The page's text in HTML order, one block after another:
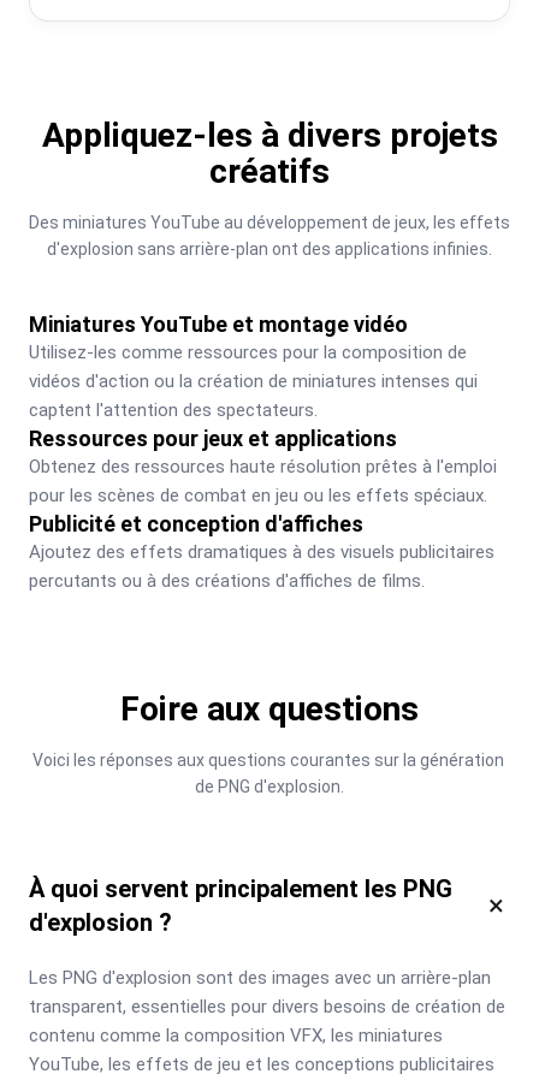
Appliquez-les à divers projets
créatifs
Des miniatures YouTube au développement de jeux, les effets
d'explosion sans arrière-plan ont des applications infinies.
Miniatures YouTube et montage vidéo
Utilisez-les comme ressources pour la composition de
vidéos d'action ou la création de miniatures intenses qui
captent l'attention des spectateurs.
Ressources pour jeux et applications
Obtenez des ressources haute résolution prêtes à l'emploi
pour les scènes de combat en jeu ou les effets spéciaux.
Publicité et conception d'affiches
Ajoutez des effets dramatiques à des visuels publicitaires
percutants ou à des créations d'affiches de films.
Foire aux questions
Voici les réponses aux questions courantes sur la génération
de PNG d'explosion.
À quoi servent principalement les PNG
d'explosion ?
×
Les PNG d'explosion sont des images avec un arrière-plan
transparent, essentielles pour divers besoins de création de
contenu comme la composition VFX, les miniatures
YouTube, les effets de jeu et les conceptions publicitaires